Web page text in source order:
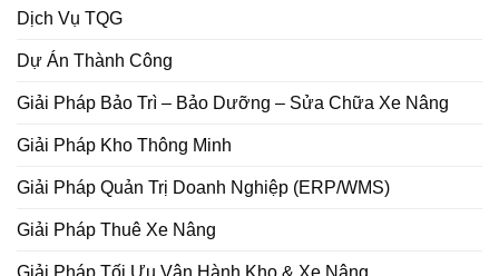
Dịch Vụ TQG
Dự Án Thành Công
Giải Pháp Bảo Trì – Bảo Dưỡng – Sửa Chữa Xe Nâng
Giải Pháp Kho Thông Minh
Giải Pháp Quản Trị Doanh Nghiệp (ERP/WMS)
Giải Pháp Thuê Xe Nâng